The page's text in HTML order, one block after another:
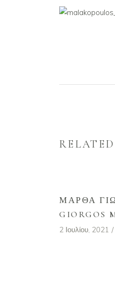
ΜΆΡΘΑ
GIORGOS
2 Ιουλίου, 2021